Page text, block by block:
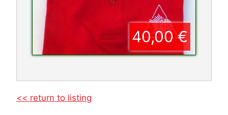
40,00 €
<< return to listing